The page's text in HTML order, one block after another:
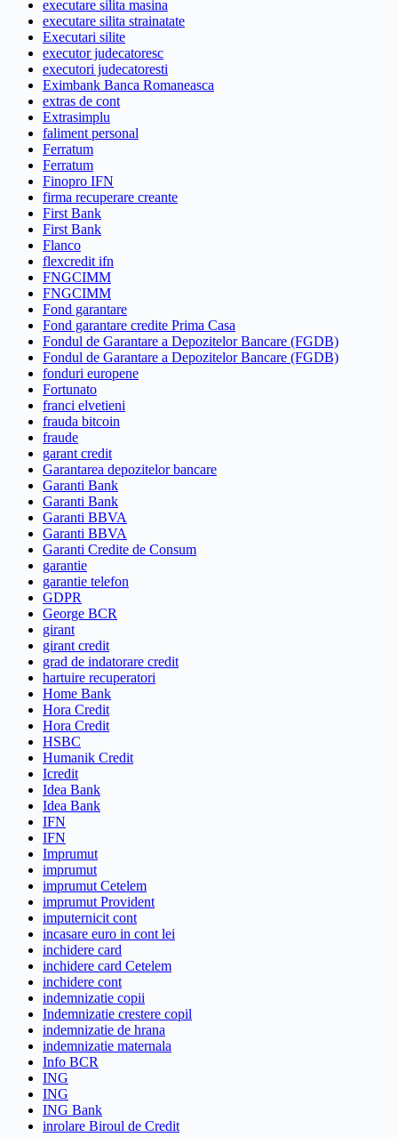
executare silita masina
executare silita strainatate
Executari silite
executor judecatoresc
executori judecatoresti
Eximbank Banca Romaneasca
extras de cont
Extrasimplu
faliment personal
Ferratum
Ferratum
Finopro IFN
firma recuperare creante
First Bank
First Bank
Flanco
flexcredit ifn
FNGCIMM
FNGCIMM
Fond garantare
Fond garantare credite Prima Casa
Fondul de Garantare a Depozitelor Bancare (FGDB)
Fondul de Garantare a Depozitelor Bancare (FGDB)
fonduri europene
Fortunato
franci elvetieni
frauda bitcoin
fraude
garant credit
Garantarea depozitelor bancare
Garanti Bank
Garanti Bank
Garanti BBVA
Garanti BBVA
Garanti Credite de Consum
garantie
garantie telefon
GDPR
George BCR
girant
girant credit
grad de indatorare credit
hartuire recuperatori
Home Bank
Hora Credit
Hora Credit
HSBC
Humanik Credit
Icredit
Idea Bank
Idea Bank
IFN
IFN
Imprumut
imprumut
imprumut Cetelem
imprumut Provident
imputernicit cont
incasare euro in cont lei
inchidere card
inchidere card Cetelem
inchidere cont
indemnizatie copii
Indemnizatie crestere copil
indemnizatie de hrana
indemnizatie maternala
Info BCR
ING
ING
ING Bank
inrolare Biroul de Credit